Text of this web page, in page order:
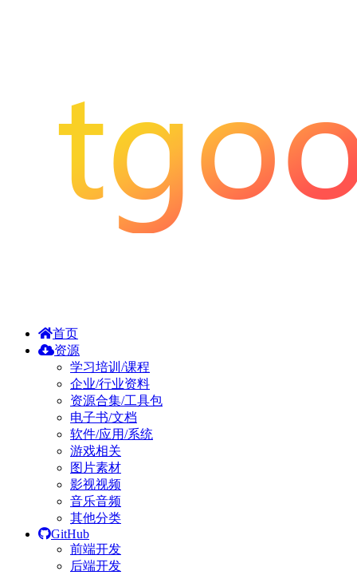
首页
资源
学习培训/课程
企业/行业资料
资源合集/工具包
电子书/文档
软件/应用/系统
游戏相关
图片素材
影视视频
音乐音频
其他分类
GitHub
前端开发
后端开发